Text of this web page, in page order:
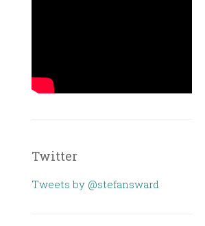
Twitter
Tweets by @stefansward